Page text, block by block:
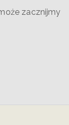
zacznijmy